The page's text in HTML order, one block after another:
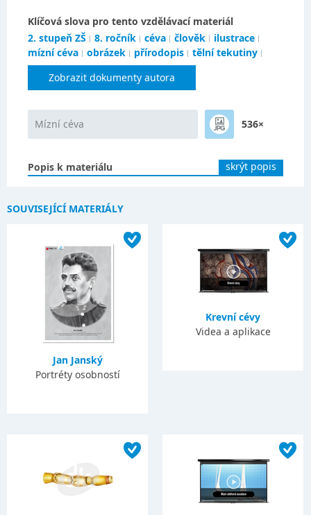
Klíčová slova pro tento vzdělávací materiál
2. stupeň ZŠ
8. ročník céva člověk
ilustrace
mízní céva
obrázek přírodopis
tělní tekutiny
Zobrazit dokumenty autora
Mízní céva 536×
Popis k materiálu skrýt popis
SOUVISEJÍCÍ MATERIÁLY
Jan Janský
Portréty osobností
Krevní cévy
Videa a aplikace